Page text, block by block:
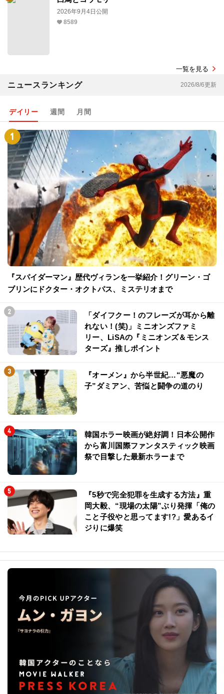
2026年9月4日公開
8589
一覧を見る
ニュースランキング 2026/8/6更新
デイリー 週間 月間
『スパイダーマン』歴代ヴィランを一挙紹介！グリーン・ゴ
ブリンにドクター・オクトパス、ミステリオまで
「ダイフクー！のフレーズが耳から離
れない！(笑)」ミニオンズファミ
リー、LiSAの『ミニオンズ＆モンス
ターズ』推しポイント
『オーメン』から半世紀…“悪魔の
子”ダミアン、苦悩と闘争の道のり
韓国ホラー映画が絶好調！日本公開作
から富川国際ファンタスティック映画
祭で目撃した最新ホラーまで
『5秒で完全犯罪を生成する方法』重
岡大毅、“現場の太陽”ぶり発揮「俺の
こと子役やと思ってます!?」愛あるイ
ジりに爆笑